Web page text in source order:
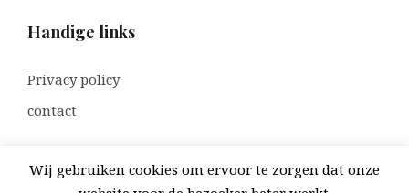
Handige links
Privacy policy
contact
Wij gebruiken cookies om ervoor te zorgen dat onze